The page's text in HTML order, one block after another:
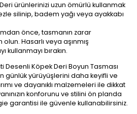
ürünlerinizi uzun ömürlü kullanmak
silinip, badem yağı veya ayakkabı
önce, tasmanın zarar
Hasarlı veya aşınmış
kullanmayı bırakın.
Desenli Köpek Deri Boyun Tasması
günlük yürüyüşlerini daha keyifli ve
ve dayanıklı malzemeleri ile dikkat
konforunu ve stilini ön planda
garantisi ile güvenle kullanabilirsiniz.